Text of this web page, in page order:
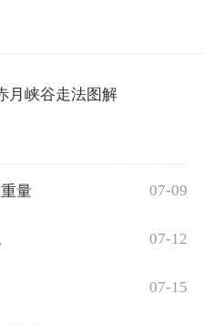
月峡谷走法图解
量 07-09
07-12
07-15